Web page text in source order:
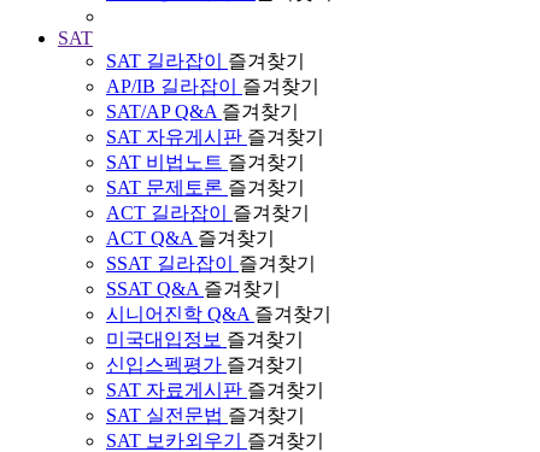
SAT
SAT 길라잡이
즐겨찾기
AP/IB 길라잡이
즐겨찾기
SAT/AP Q&A 즐겨찾기
SAT 자유게시판 즐겨찾기
SAT 비법노트 즐겨찾기
SAT 문제토론 즐겨찾기
ACT 길라잡이
즐겨찾기
ACT Q&A 즐겨찾기
SSAT 길라잡이
즐겨찾기
SSAT Q&A 즐겨찾기
시니어진학 Q&A 즐겨찾기
미국대입정보 즐겨찾기
신입스펙평가 즐겨찾기
SAT 자료게시판 즐겨찾기
SAT 실전문법 즐겨찾기
SAT 보카외우기
즐겨찾기